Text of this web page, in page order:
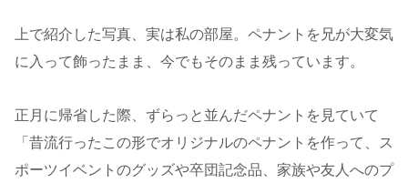
上で紹介した写真、実は私の部屋。ペナントを兄が大変気
に入って飾ったまま、今でもそのまま残っています。
正月に帰省した際、ずらっと並んだペナントを見ていて
「昔流行ったこの形でオリジナルのペナントを作って、ス
ポーツイベントのグッズや卒団記念品、家族や友人へのプ